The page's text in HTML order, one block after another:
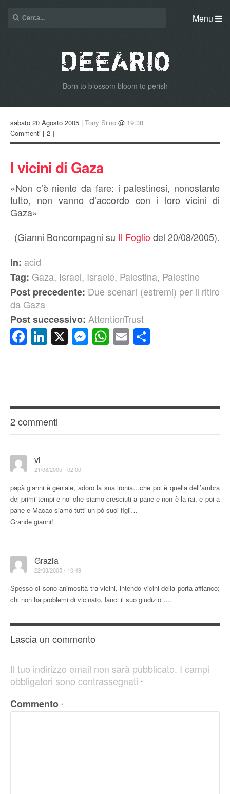
Menu
Born to blossom bloom to perish
sabato 20 Agosto 2005 | Tony Siino @ 19:38
Commenti [ 2 ]
I vicini di Gaza
«Non c’è niente da fare: i palestinesi, nonostante
tutto, non vanno d’accordo con i loro vicini di
Gaza»
(Gianni Boncompagni su Il Fogliodel 20/08/2005).
In: acid
Tag: Gaza, Israel, Israele, Palestina, Palestine
Post precedente: Due scenari (estremi) per il ritiro
da Gaza
Post successivo: AttentionTrust
Facebook
LinkedIn
X Messenger
WhatsApp
Email
2 commenti
vi
21/08/2005 - 02:00
papà gianni è geniale, adoro la sua ironia…che poi è quella dell’ambra
dei primi tempi e noi che siamo cresciuti a pane e non è la rai, e poi a
pane e Macao siamo tutti un pò suoi figli…
Grande gianni!
Grazia
22/08/2005 - 10:49
Spesso ci sono animosità tra vicini, intendo vicini della porta affianco;
chi non ha problemi di vicinato, lanci il suo giudizio ….
Lascia un commento
Il tuo indirizzo email non sarà pubblicato. I campi
obbligatori sono contrassegnati *
Commento *